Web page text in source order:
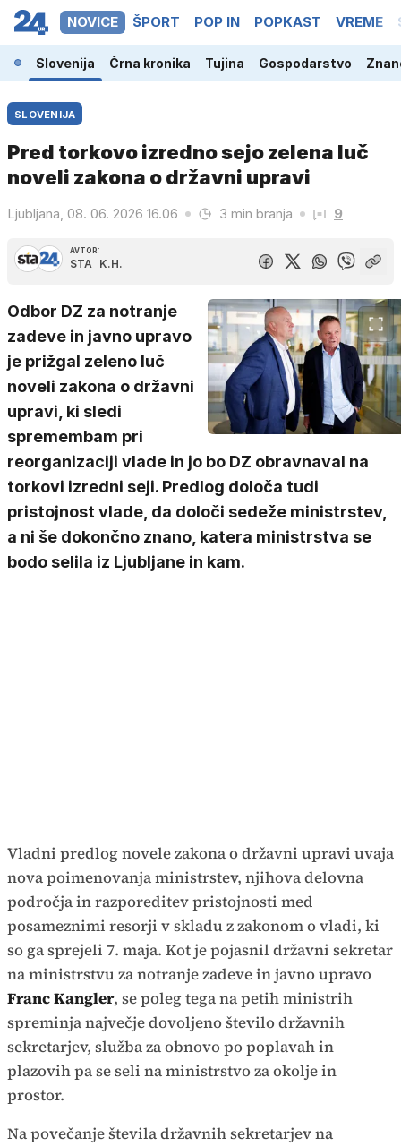
NOVICE ŠPORT POP IN POPKAST VREME
Slovenija Črna kronika Tujina Gospodarstvo
SLOVENIJA
Pred torkovo izredno sejo zelena luč
noveli zakona o državni upravi
Ljubljana, 08. 06. 2026 16.06 3 min branja 9
AVTOR:
STA K.H.
Odbor DZ za notranje
zadeve in javno upravo
je prižgal zeleno luč
noveli zakona o državni
upravi, ki sledi
spremembam pri
reorganizaciji vlade in jo bo DZ obravnaval na
torkovi izredni seji. Predlog določa tudi
pristojnost vlade, da določi sedeže ministrstev,
a ni še dokončno znano, katera ministrstva se
bodo selila iz Ljubljane in kam.
Vladni predlog novele zakona o državni upravi uvaja
nova poimenovanja ministrstev, njihova delovna
področja in razporeditev pristojnosti med
posameznimi resorji v skladu z zakonom o vladi, ki
so ga sprejeli 7. maja. Kot je pojasnil državni sekretar
na ministrstvu za notranje zadeve in javno upravo
Franc Kangler, se poleg tega na petih ministrih
spreminja največje dovoljeno število državnih
sekretarjev, služba za obnovo po poplavah in
plazovih pa se seli na ministrstvo za okolje in
prostor.
Na povečanje števila državnih sekretarjev na